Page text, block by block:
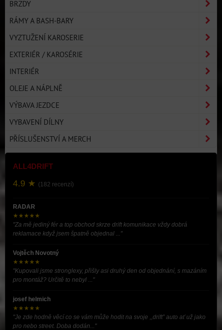
BRZDY
RÁMY A BASH-BARY
VYZTUŽENÍ KAROSERIE
EXTERIÉR / KAROSÉRIE
INTERIÉR
OLEJE A NÁPLNĚ
VÝBAVA JEZDCE
VYBAVENÍ DÍLNY
PŘÍSLUŠENSTVÍ A MERCH
ALL4DRIFT
4.9 ★ (182 recenzí)
RADAR
★★★★★
"Za mě jediný fér a top obchod skrze drift komunikace vždy dobrá
reklamace když jsem špatně objednal ..."
Vojtěch Novotný
★★★★★
"Kupovali jsme stronglexy, přišly asi druhý den od objednání, s mazáním
pro montáž? Určitě to nebyl ..."
josef helmich
★★★★★
"Je zde hodně věcí co se vám může hodit na svoje ,,drift” auto ať už jako
pro nebo street. Doba dodán..."